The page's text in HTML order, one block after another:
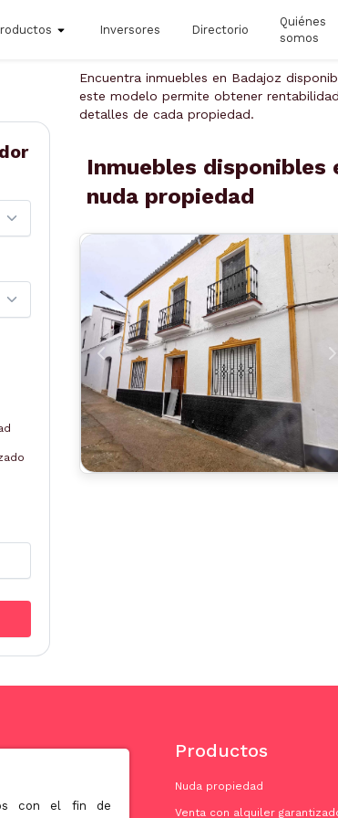
Inversores Directorio
Quiénes
somos
Encuentra inmuebles en Badajoz
este modelo permite obtener
detalles de cada propiedad.
Inmuebles disponibles
nuda propiedad
Anterior
Productos
Nuda propiedad
Venta con alquiler
con el fin de